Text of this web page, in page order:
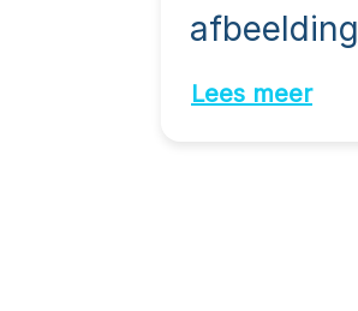
afbeelding
Lees meer